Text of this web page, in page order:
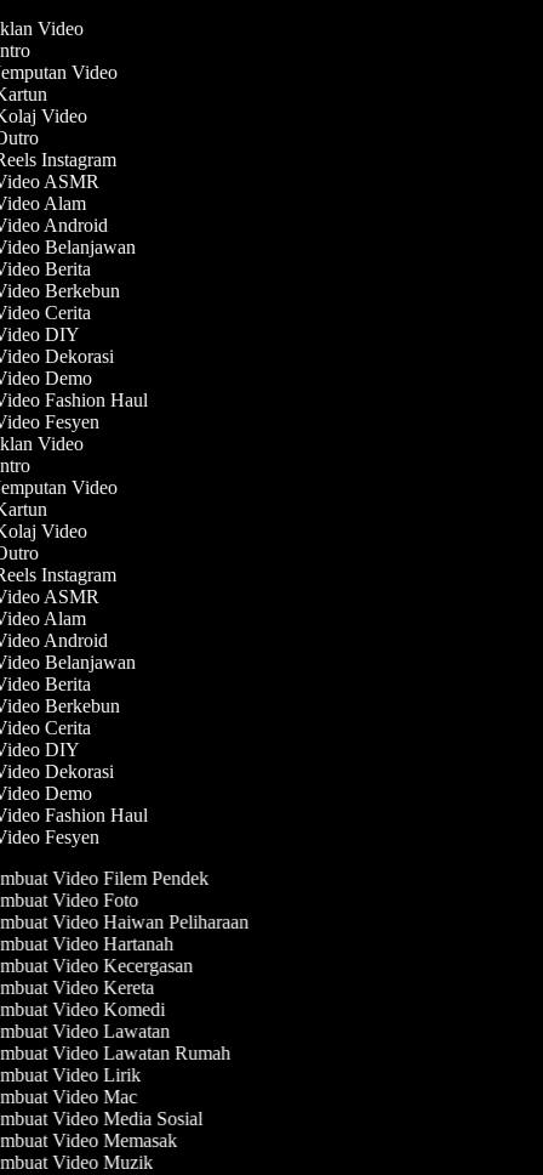
Video
Video
Video
Instagram
ASMR
Alam
Android
Belanjawan
Berita
Berkebun
Cerita
DIY
Dekorasi
Demo
Fashion Haul
Fesyen
Video
Video
Video
Instagram
ASMR
Alam
Android
Belanjawan
Berita
Berkebun
Cerita
DIY
Dekorasi
Demo
Fashion Haul
Fesyen
Video Filem Pendek
Video Foto
Video Haiwan Peliharaan
Video Hartanah
Video Kecergasan
Video Kereta
Video Komedi
Video Lawatan
Video Lawatan Rumah
Video Lirik
Video Mac
Video Media Sosial
Video Memasak
Video Muzik